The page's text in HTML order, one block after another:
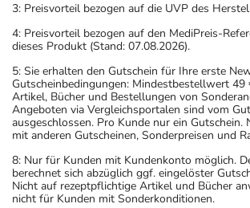
3: Preisvorteil bezogen auf die UVP des
4: Preisvorteil bezogen auf den MediPreis-
dieses Produkt (Stand: 07.08.2026).
5: Sie erhalten den Gutschein für Ihre erste
Gutscheinbedingungen: Mindestbestellwert 49
Artikel, Bücher und Bestellungen von
Angeboten via Vergleichsportalen sind vom
ausgeschlossen. Pro Kunde nur ein Gutschein.
mit anderen Gutscheinen, Sonderpreisen und
8: Nur für Kunden mit Kundenkonto möglich.
berechnet sich abzüglich ggf. eingelöster
Nicht auf rezeptpflichtige Artikel und Bücher
nicht für Kunden mit Sonderkonditionen.